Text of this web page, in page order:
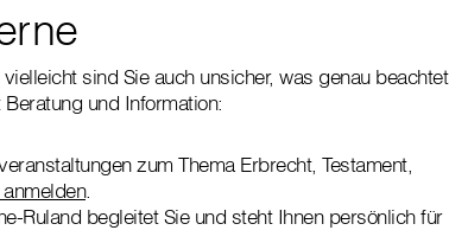
sind Sie auch unsicher, was genau beachtet
und Information:
zum Thema Erbrecht, Testament,
anmelden.
Ruland begleitet Sie und steht Ihnen persönlich für